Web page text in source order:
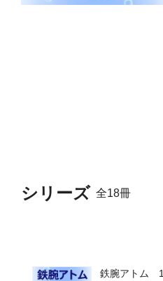
シリーズ 全18冊
鉄腕アトム 1